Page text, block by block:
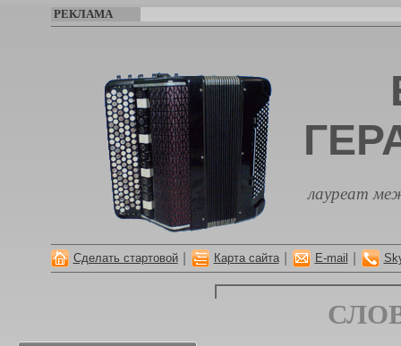
РЕКЛАМА
лауреат
Сделать стартовой Карта сайта E-mail